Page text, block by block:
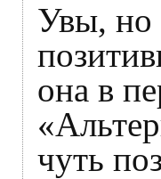
Увы, но
она в
чуть